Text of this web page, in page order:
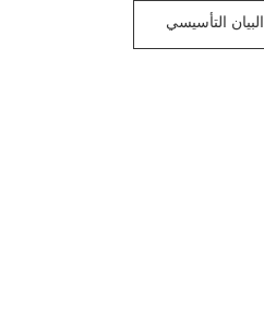
البيان التأسيسي